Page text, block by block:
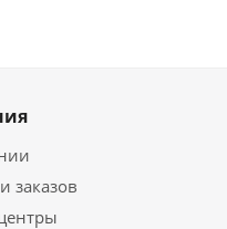
заказов